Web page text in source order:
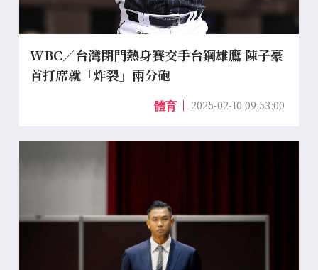
WBC／台灣閉門熱身賽交手台鋼雄鷹 陳子豪
首打席就「炸裂」兩分砲
體育 2025-02-10 09:53:00